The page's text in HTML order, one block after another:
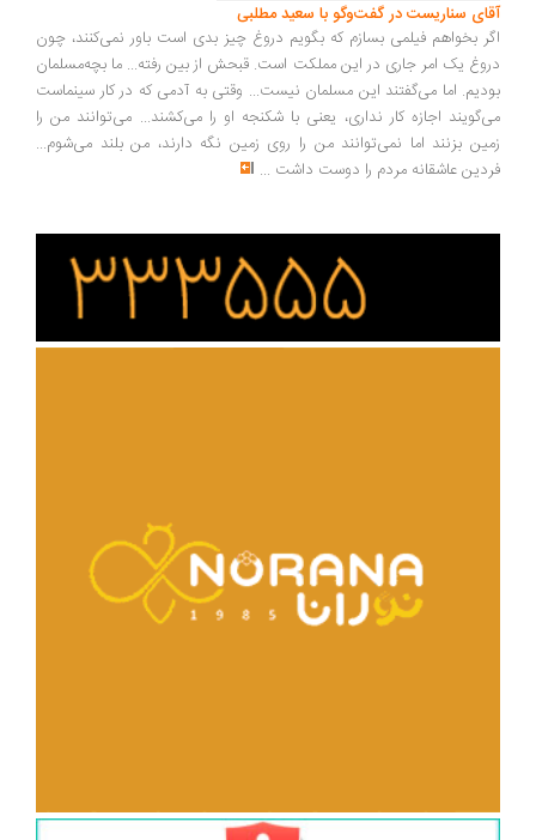
آقای سناریست در گفت‌وگو با سعید مطلبی
اگر بخواهم فیلمی بسازم که بگویم دروغ چیز بدی است باور نمی‌کنند، چون
دروغ یک امر جاری در این مملکت است. قبحش از بین رفته... ما بچه‌مسلمان
بودیم. اما می‌گفتند این مسلمان نیست... وقتی به آدمی که در کار سینماست
می‌گویند اجازه کار نداری، یعنی با شکنجه او را می‌کشند... می‌توانند من را
زمین بزنند اما نمی‌توانند من را روی زمین نگه دارند، من بلند می‌شوم...
فردین عاشقانه مردم را دوست داشت ...